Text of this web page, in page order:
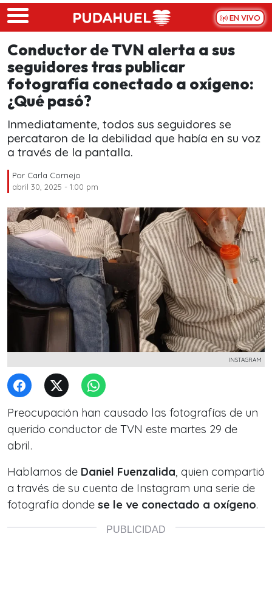
Skip to main content
EN VIVO
Conductor de TVN alerta a sus
seguidores tras publicar
fotografía conectado a oxígeno:
¿Qué pasó?
Inmediatamente, todos sus seguidores se
percataron de la debilidad que había en su voz
a través de la pantalla.
Por Carla Cornejo
abril 30, 2025 - 1:00 pm
INSTAGRAM
Preocupación han causado las fotografías de un
querido conductor de TVN este martes 29 de
abril.
Hablamos de Daniel Fuenzalida, quien compartió
a través de su cuenta de Instagram una serie de
fotografía donde se le ve conectado a oxígeno.